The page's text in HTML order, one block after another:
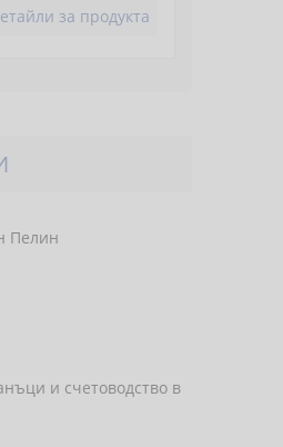
за продукта
Пелин
и счетоводство в